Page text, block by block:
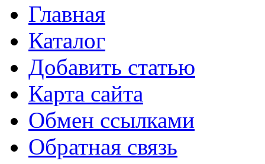
Главная
Каталог
Добавить статью
Карта сайта
Обмен ссылками
Обратная связь